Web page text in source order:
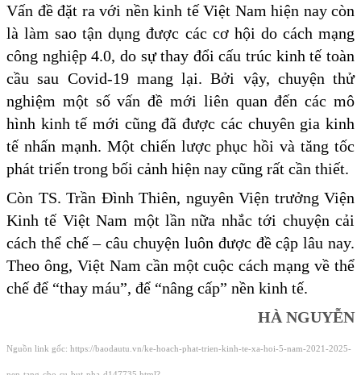
Vấn đề đặt ra với nền kinh tế Việt Nam hiện nay còn
là làm sao tận dụng được các cơ hội do cách mạng
công nghiệp 4.0, do sự thay đổi cấu trúc kinh tế toàn
cầu sau Covid-19 mang lại. Bởi vậy, chuyện thử
nghiệm một số vấn đề mới liên quan đến các mô
hình kinh tế mới cũng đã được các chuyên gia kinh
tế nhấn mạnh. Một chiến lược phục hồi và tăng tốc
phát triển trong bối cảnh hiện nay cũng rất cần thiết.
Còn TS. Trần Đình Thiên, nguyên Viện trưởng Viện
Kinh tế Việt Nam một lần nữa nhắc tới chuyện cải
cách thể chế – câu chuyện luôn được đề cập lâu nay.
Theo ông, Việt Nam cần một cuộc cách mạng về thể
chế để “thay máu”, để “nâng cấp” nền kinh tế.
HÀ NGUYỄN
Nguồn link gốc: https://baodautu.vn/ke-hoach-phat-trien-kinh-te-xa-hoi-5-nam-2021-2025-